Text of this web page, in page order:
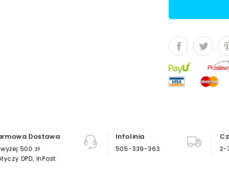
Dostawa
500 zł
DPD, InPost
Infolinia
505-339-363 2-